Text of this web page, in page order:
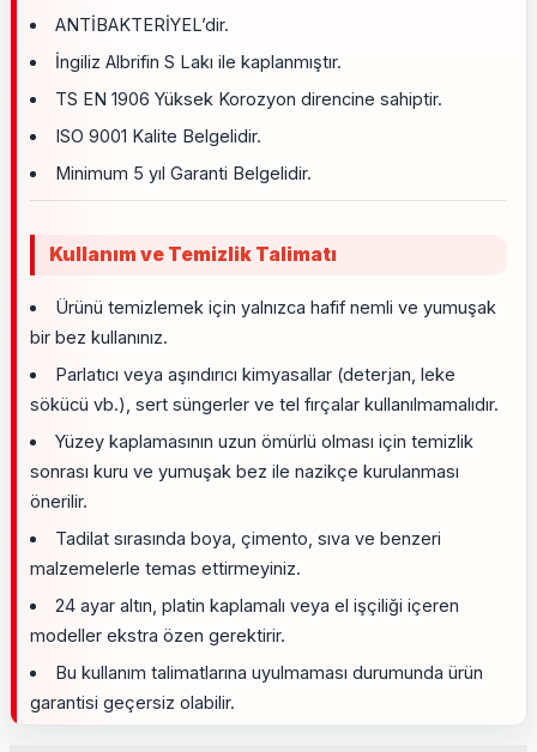
ANTİBAKTERİYEL’dir.
İngiliz Albrifin S Lakı ile kaplanmıştır.
TS EN 1906 Yüksek Korozyon direncine sahiptir.
ISO 9001 Kalite Belgelidir.
Minimum 5 yıl Garanti Belgelidir.
Kullanım ve Temizlik Talimatı
Ürünü temizlemek için yalnızca hafif nemli ve yumuşak
bir bez kullanınız.
Parlatıcı veya aşındırıcı kimyasallar (deterjan, leke
sökücü vb.), sert süngerler ve tel fırçalar kullanılmamalıdır.
Yüzey kaplamasının uzun ömürlü olması için temizlik
sonrası kuru ve yumuşak bez ile nazikçe kurulanması
önerilir.
Tadilat sırasında boya, çimento, sıva ve benzeri
malzemelerle temas ettirmeyiniz.
24 ayar altın, platin kaplamalı veya el işçiliği içeren
modeller ekstra özen gerektirir.
Bu kullanım talimatlarına uyulmaması durumunda ürün
garantisi geçersiz olabilir.